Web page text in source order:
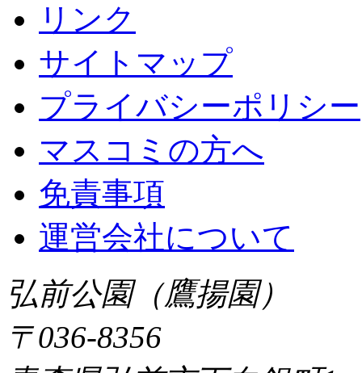
リンク
サイトマップ
プライバシーポリシー
マスコミの方へ
免責事項
運営会社について
弘前公園（鷹揚園）
〒036-8356